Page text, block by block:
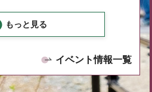
もっと見る
イベント情報一覧